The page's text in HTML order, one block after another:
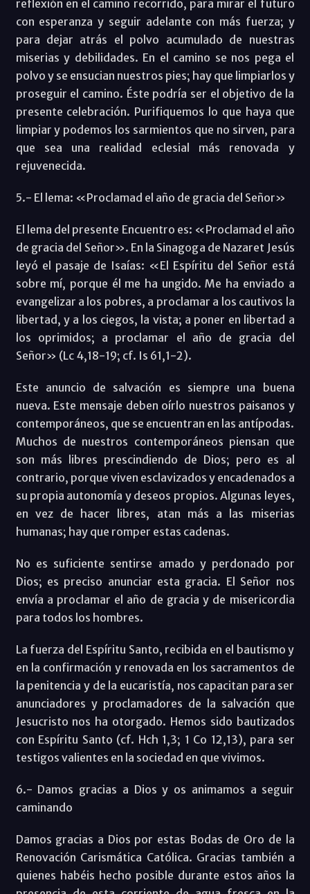
reflexión en el camino recorrido, para mirar el futuro
con esperanza y seguir adelante con más fuerza; y
para dejar atrás el polvo acumulado de nuestras
miserias y debilidades. En el camino se nos pega el
polvo y se ensucian nuestros pies; hay que limpiarlos y
proseguir el camino. Éste podría ser el objetivo de la
presente celebración. Purifiquemos lo que haya que
limpiar y podemos los sarmientos que no sirven, para
que sea una realidad eclesial más renovada y
rejuvenecida.
5.- El lema: «Proclamad el año de gracia del Señor»
El lema del presente Encuentro es: «Proclamad el año
de gracia del Señor». En la Sinagoga de Nazaret Jesús
leyó el pasaje de Isaías: «El Espíritu del Señor está
sobre mí, porque él me ha ungido. Me ha enviado a
evangelizar a los pobres, a proclamar a los cautivos la
libertad, y a los ciegos, la vista; a poner en libertad a
los oprimidos; a proclamar el año de gracia del
Señor» (Lc 4,18-19; cf. Is 61,1-2).
Este anuncio de salvación es siempre una buena
nueva. Este mensaje deben oírlo nuestros paisanos y
contemporáneos, que se encuentran en las antípodas.
Muchos de nuestros contemporáneos piensan que
son más libres prescindiendo de Dios; pero es al
contrario, porque viven esclavizados y encadenados a
su propia autonomía y deseos propios. Algunas leyes,
en vez de hacer libres, atan más a las miserias
humanas; hay que romper estas cadenas.
No es suficiente sentirse amado y perdonado por
Dios; es preciso anunciar esta gracia. El Señor nos
envía a proclamar el año de gracia y de misericordia
para todos los hombres.
La fuerza del Espíritu Santo, recibida en el bautismo y
en la confirmación y renovada en los sacramentos de
la penitencia y de la eucaristía, nos capacitan para ser
anunciadores y proclamadores de la salvación que
Jesucristo nos ha otorgado. Hemos sido bautizados
con Espíritu Santo (cf. Hch 1,3; 1 Co 12,13), para ser
testigos valientes en la sociedad en que vivimos.
6.- Damos gracias a Dios y os animamos a seguir
caminando
Damos gracias a Dios por estas Bodas de Oro de la
Renovación Carismática Católica. Gracias también a
quienes habéis hecho posible durante estos años la